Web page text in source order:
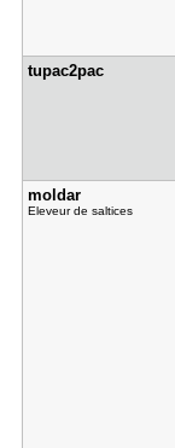
tupac2pac
moldar
Eleveur de saltices